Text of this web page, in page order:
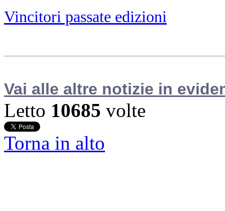
Vincitori passate edizioni
Vai alle altre notizie in
Letto 10685 volte
Torna in alto